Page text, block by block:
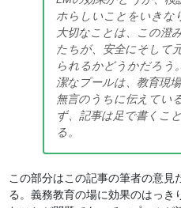
ホらしいことをいきな
大切なことは、この澄
たちが、安全にそして
られるかどうかだろう
潔なプールは、教育現
無言のうちに伝えてい
ず、記事は足で書くこ
る。
この部分はこの記事の筆者の意
る。義務教育の場に効果のはっき